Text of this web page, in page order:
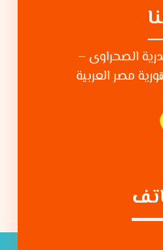
الصحراوى –
مصر العربية